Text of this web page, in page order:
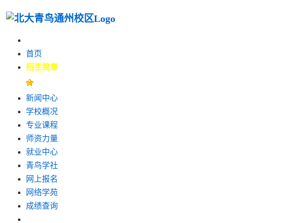
首页
招生简章
新闻中心
学校概况
专业课程
师资力量
就业中心
青鸟学社
网上报名
网络学苑
成绩查询